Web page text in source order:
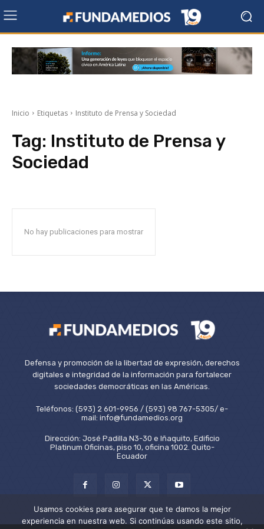
Inicio Etiquetas Instituto de Prensa y Sociedad
Tag: Instituto de Prensa y
Sociedad
No hay publicaciones para mostrar
Defensa y promoción de la libertad de expresión, derechos
digitales e integridad de la información para fortalecer
sociedades democráticas en las Américas.
Teléfonos: (593) 2 601-9956 / (593) 98 767-5305/ e-
mail: info@fundamedios.org
Dirección: José Padilla N3-30 e Iñaquito, Edificio
Platinum Oficinas, piso 10, oficina 1002. Quito-
Ecuador
Usamos cookies para asegurar que te damos la mejor
experiencia en nuestra web. Si continúas usando este sitio,